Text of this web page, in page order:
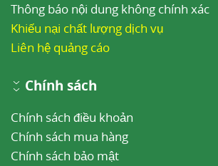
Thông báo nội dung không chính xác
Khiếu nại chất lượng dịch vụ
Liên hệ quảng cáo
Chính sách
Chính sách điều khoản
Chính sách mua hàng
Chính sách bảo mật